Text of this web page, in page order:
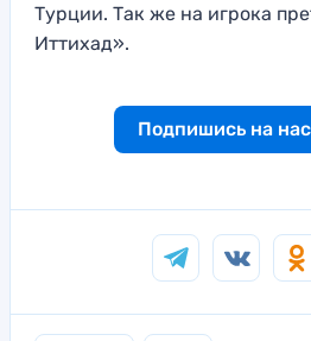
Турции. Так же на игрока
Иттихад».
Подпишись на